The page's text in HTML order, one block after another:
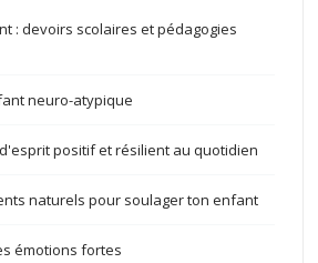
: devoirs scolaires et pédagogies
neuro-atypique
positif et résilient au quotidien
naturels pour soulager ton enfant
émotions fortes